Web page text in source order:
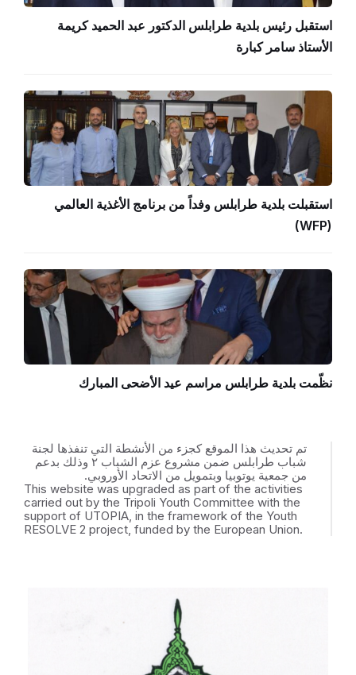
استقبل رئيس بلدية طرابلس الدكتور عبد الحميد كريمة
الأستاذ سامر كبارة
استقبلت بلدية طرابلس وفداً من برنامج الأغذية العالمي
(WFP)
نظّمت بلدية طرابلس مراسم عيد الأضحى المبارك
تم تحديث هذا الموقع كجزء من الأنشطة التي تنفذها لجنة
شباب طرابلس ضمن مشروع عزم الشباب ٢ وذلك بدعم
من جمعية يوتوبيا وبتمويل من الاتحاد الأوروبي.
This website was upgraded as part of the activities
carried out by the Tripoli Youth Committee with the
support of UTOPIA, in the framework of the Youth
RESOLVE 2 project, funded by the European Union.